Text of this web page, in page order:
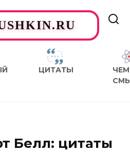
ЦИТАТЫ
ЧЕМ
Белл: цитаты